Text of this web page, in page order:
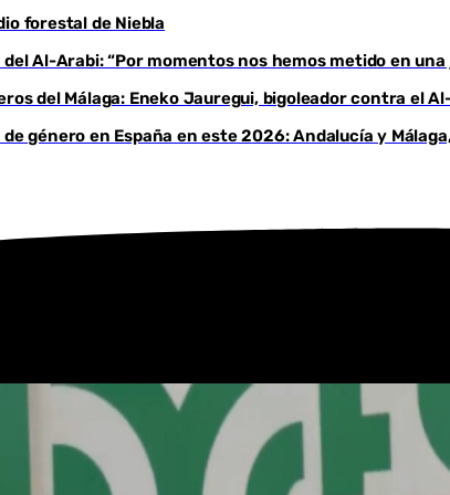
forestal de Niebla
del Al-Arabi: “Por momentos nos hemos metido en
del Málaga: Eneko Jauregui, bigoleador contra el
de género en España en este 2026: Andalucía y